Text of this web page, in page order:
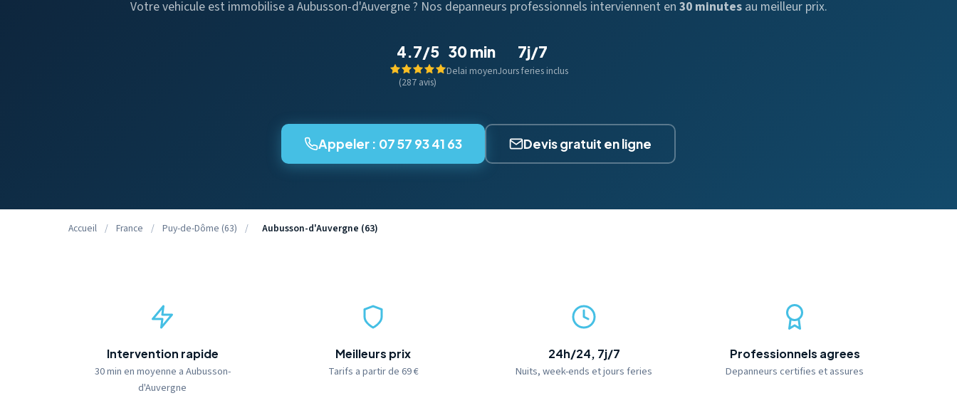
Votre vehicule est immobilise a Aubusson-d'Auvergne ? Nos depanneurs professionnels interviennent en 30 minutesau meilleur prix.
4.7/5
(287 avis)
30 min
Delai moyen
7j/7
Jours feries inclus
Appeler : 07 57 93 41 63 Devis gratuit en ligne
Accueil / France / Puy-de-Dôme (63) / Aubusson-d'Auvergne (63)
Intervention rapide
30 min en moyenne a Aubusson-
d'Auvergne
Meilleurs prix
Tarifs a partir de 69 €
24h/24, 7j/7
Nuits, week-ends et jours feries
Professionnels agrees
Depanneurs certifies et assures